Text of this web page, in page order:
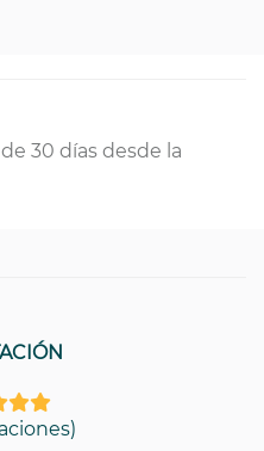
30 días desde la